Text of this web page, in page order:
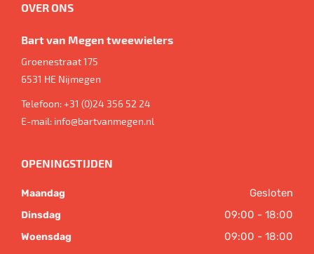
OVER ONS
Bart van Megen tweewielers
Groenestraat 175
6531 HE Nijmegen
Telefoon:+31 (0)24 356 52 24
E-mail: info@bartvanmegen.nl
OPENINGSTIJDEN
Maandag Gesloten
Dinsdag 09:00 - 18:00
Woensdag 09:00 - 18:00